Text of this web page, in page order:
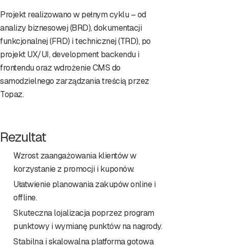
Projekt realizowano w pełnym cyklu – od
analizy biznesowej (BRD), dokumentacji
funkcjonalnej (FRD) i technicznej (TRD), po
projekt UX/UI, development backendu i
frontendu oraz wdrożenie CMS do
samodzielnego zarządzania treścią przez
Topaz.
Rezultat
Wzrost zaangażowania klientów w
korzystanie z promocji i kuponów.
Ułatwienie planowania zakupów online i
offline.
Skuteczna lojalizacja poprzez program
punktowy i wymianę punktów na nagrody.
Stabilna i skalowalna platforma gotowa